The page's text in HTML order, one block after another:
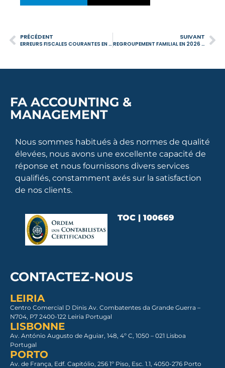
PRÉCÉDENT
ERREURS FISCALES COURANTES EN 2026 : CE QUI COÛTE DE L’ARGENT AUX CONTRIBUABLES
SUIVANT
REGROUPEMENT FAMILIAL EN 2026 : RÈGLES, IMPLICATIONS ET PRÉCAUTIONS FISCALES
FA ACCOUNTING &
MANAGEMENT
Nous sommes habitués à des normes de qualité
élevées, nous avons une excellente capacité de
réponse et nous fournissons divers services
qualifiés, constamment axés sur la satisfaction
de nos clients.
TOC | 100669
CONTACTEZ-NOUS
LEIRIA
Centro Comercial D Dinis Av. Combatentes da Grande Guerra –
N704, P7 2400-122 Leiria Portugal
LISBONNE
Av. António Augusto de Aguiar, 148, 4º C, 1050 – 021 Lisboa​
Portugal
PORTO
Av. de França, Edf. Capitólio, 256 1º Piso, Esc. 1.1, 4050-276 Porto